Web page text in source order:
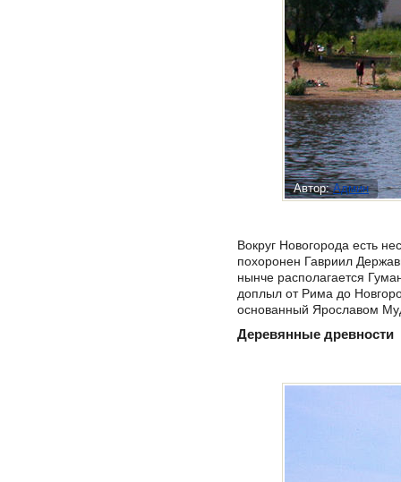
Автор:Админ
Вокруг Новогорода есть
похоронен Гавриил
нынче располагается
доплыл от Рима до
основанный Ярославом
Деревянные древности